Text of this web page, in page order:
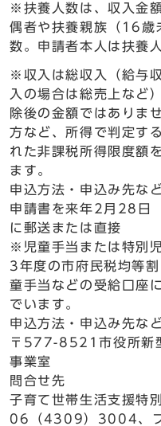
※扶養人数は、収入金
偶者や扶養親族（16歳
数。申請者本人は扶養
※収入は総収入（給与
入の場合は総売上など
除後の金額ではありま
方など、所得で判定す
れた非課税所得限度額
ます。
申込方法・申込み先な
申請書を来年2月28日
に郵送または直接
※児童手当または特別
3年度の市府民税均等
童手当などの受給口座
でいます。
申込方法・申込み先な
〒577-8521市役所新
事業室
問合せ先
子育て世帯生活支援特
06（4309）3004、